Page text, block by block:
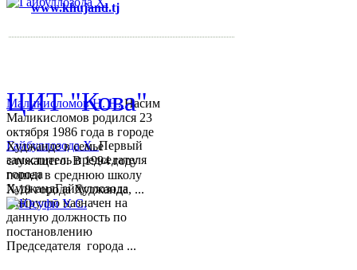
Гайбуллозода Х.Первый
заместитель председателя
города
ХуджандГайбуллозода
Хайрулло назначен на
данную должность по
постановлению
Председателя города ...
Маликисломов Н. Н.Насим
Маликисломов родился 23
октября 1986 года в городе
Худжанде в семье
служащего. В 1994 году
пошел в среднюю школу
№18 города Худжанда, ...
www.khujand.tj
ЦИТ "Кова"